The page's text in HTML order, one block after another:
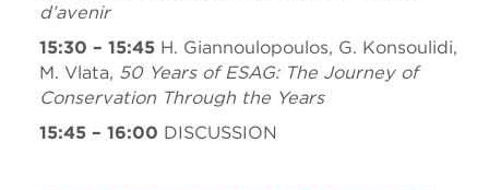
d’avenir
15:30 – 15:45 H. Giannoulopoulos, G. Konsoulidi,
M. Vlata, 50 Years of ESAG: The Journey of
Conservation Through the Years
15:45 – 16:00 DISCUSSION